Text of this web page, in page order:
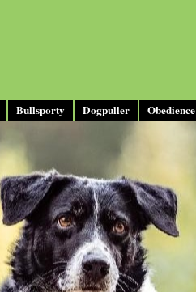
Bullsporty Dogpuller Obedience